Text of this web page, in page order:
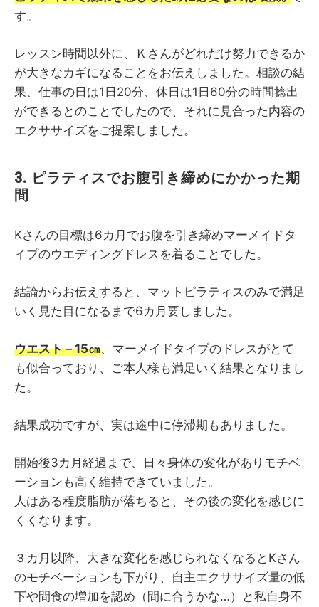
す。
レッスン時間以外に、Ｋさんがどれだけ努力できるか
が大きなカギになることをお伝えしました。相談の結
果、仕事の日は1日20分、休日は1日60分の時間捻出
ができるとのことでしたので、それに見合った内容の
エクササイズをご提案しました。
3. ピラティスでお腹引き締めにかかった期
間
Kさんの目標は6カ月でお腹を引き締めマーメイドタ
イプのウエディングドレスを着ることでした。
結論からお伝えすると、マットピラティスのみで満足
いく見た目になるまで6カ月要しました。
ウエスト－15㎝、マーメイドタイプのドレスがとて
も似合っており、ご本人様も満足いく結果となりまし
た。
結果成功ですが、実は途中に停滞期もありました。
開始後3カ月経過まで、日々身体の変化がありモチベ
ーションも高く維持できていました。
人はある程度脂肪が落ちると、その後の変化を感じに
くくなります。
３カ月以降、大きな変化を感じられなくなるとKさん
のモチベーションも下がり、自主エクササイズ量の低
下や間食の増加を認め（間に合うかな…）と私自身不